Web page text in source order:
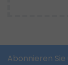
Abonnieren